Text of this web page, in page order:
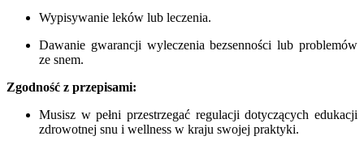
Wypisywanie leków lub leczenia.
Dawanie gwarancji wyleczenia bezsenności lub problemów
ze snem.
Zgodność z przepisami:
Musisz w pełni przestrzegać regulacji dotyczących edukacji
zdrowotnej snu i wellness w kraju swojej praktyki.